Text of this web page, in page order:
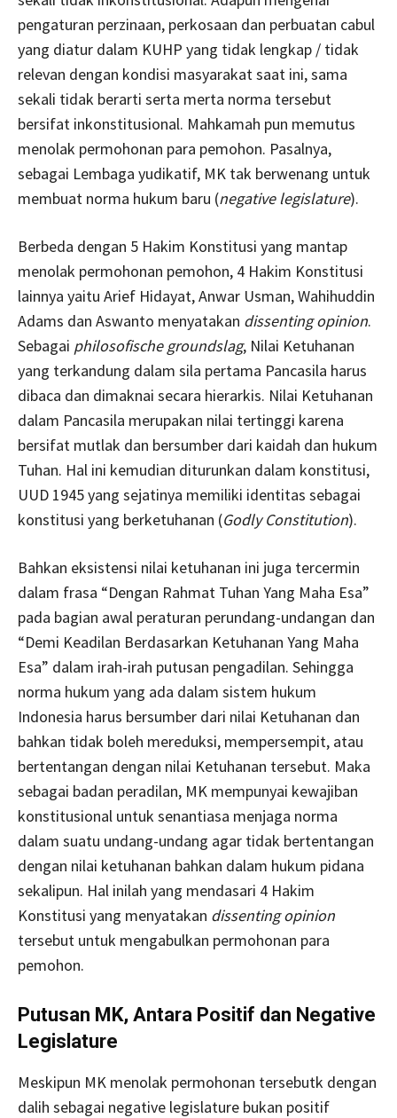
pengaturan perzinaan, perkosaan dan perbuatan cabul
yang diatur dalam KUHP yang tidak lengkap / tidak
relevan dengan kondisi masyarakat saat ini, sama
sekali tidak berarti serta merta norma tersebut
bersifat inkonstitusional. Mahkamah pun memutus
menolak permohonan para pemohon. Pasalnya,
sebagai Lembaga yudikatif, MK tak berwenang untuk
membuat norma hukum baru (negative legislature).
Berbeda dengan 5 Hakim Konstitusi yang mantap
menolak permohonan pemohon, 4 Hakim Konstitusi
lainnya yaitu Arief Hidayat, Anwar Usman, Wahihuddin
Adams dan Aswanto menyatakan dissenting opinion.
Sebagai philosofische groundslag, Nilai Ketuhanan
yang terkandung dalam sila pertama Pancasila harus
dibaca dan dimaknai secara hierarkis. Nilai Ketuhanan
dalam Pancasila merupakan nilai tertinggi karena
bersifat mutlak dan bersumber dari kaidah dan hukum
Tuhan. Hal ini kemudian diturunkan dalam konstitusi,
UUD 1945 yang sejatinya memiliki identitas sebagai
konstitusi yang berketuhanan (Godly Constitution).
Bahkan eksistensi nilai ketuhanan ini juga tercermin
dalam frasa “Dengan Rahmat Tuhan Yang Maha Esa”
pada bagian awal peraturan perundang-undangan dan
“Demi Keadilan Berdasarkan Ketuhanan Yang Maha
Esa” dalam irah-irah putusan pengadilan. Sehingga
norma hukum yang ada dalam sistem hukum
Indonesia harus bersumber dari nilai Ketuhanan dan
bahkan tidak boleh mereduksi, mempersempit, atau
bertentangan dengan nilai Ketuhanan tersebut. Maka
sebagai badan peradilan, MK mempunyai kewajiban
konstitusional untuk senantiasa menjaga norma
dalam suatu undang-undang agar tidak bertentangan
dengan nilai ketuhanan bahkan dalam hukum pidana
sekalipun. Hal inilah yang mendasari 4 Hakim
Konstitusi yang menyatakan dissenting opinion
tersebut untuk mengabulkan permohonan para
pemohon.
Putusan MK, Antara Positif dan Negative
Legislature
Meskipun MK menolak permohonan tersebutk dengan
dalih sebagai negative legislature bukan positif